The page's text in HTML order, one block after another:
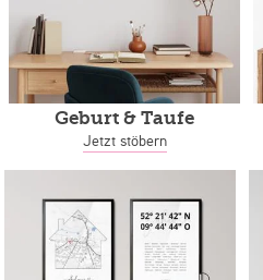
Geburt & Taufe
Jetzt stöbern